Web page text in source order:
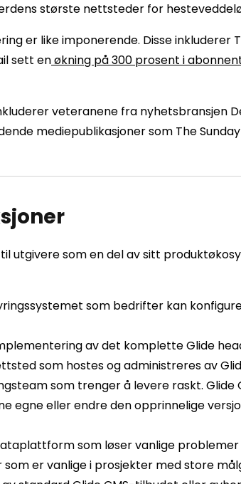
største nettsteder for
er like imponerende. Disse inkluderer
sett enøkning på 300 prosent i
veteranene fra nyhetsbransjen
mediepublikasjoner som The Sunday
utgivere som en del av sitt
som bedrifter kan
av det komplette Glide
som hostes og administreres av
som trenger å levere raskt. Glide
egne eller endre den opprinnelige
som løser vanlige
er vanlige i prosjekter med store